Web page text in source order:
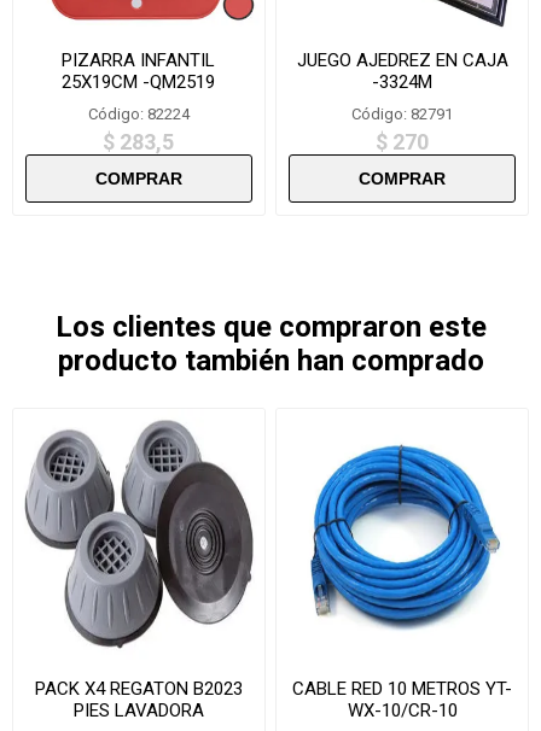
PIZARRA INFANTIL
25X19CM -QM2519
Código: 82224
$ 283,5
JUEGO AJEDREZ EN CAJA
-3324M
Código: 82791
$ 270
Los clientes que compraron este
producto también han comprado
PACK X4 REGATON B2023
PIES LAVADORA
CABLE RED 10 METROS YT-
WX-10/CR-10